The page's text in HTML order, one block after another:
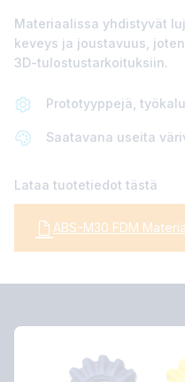
Materiaalissa yhdistyvät
keveys ja joustavuus,
3D-tulostustarkoituksiin.
Prototyyppejä,
Saatavana useita
Lataa tuotetiedot tästä
ABS-M30 FDM